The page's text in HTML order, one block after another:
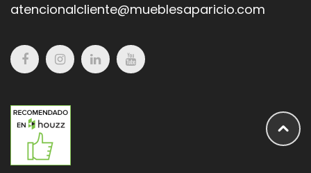
atencionalcliente@mueblesaparicio.com